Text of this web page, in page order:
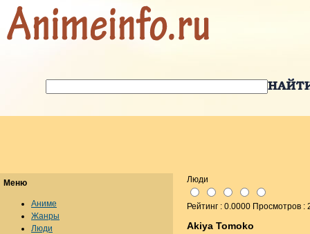
Люди
Рейтинг : 0.0000 Просмотров :
Akiya Tomoko
Меню
Аниме
Жанры
Люди